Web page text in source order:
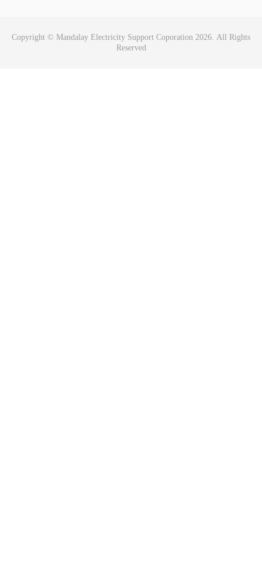
Copyright © Mandalay Electricity Support Coporation 2026. All Rights
Reserved